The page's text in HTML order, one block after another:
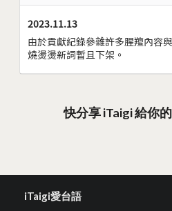
2023.11.13
由於貢獻紀錄參雜許多腥羶內容
燒燙燙新詞暫且下架。
快分享 iTaigi 給你
iTaigi愛台語